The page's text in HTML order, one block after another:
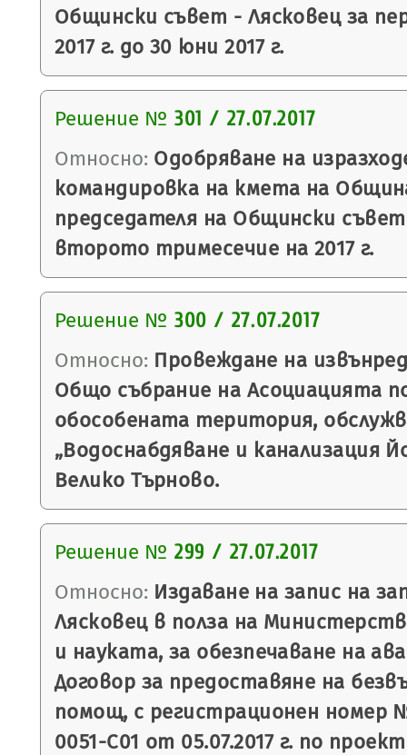
Общински съвет - Лясковец за
2017 г. до 30 юни 2017 г.
Решение № 301 / 27.07.2017
Относно: Одобряване на
командировка на кмета на
председателя на Общински
второто тримесечие на 2017 г.
Решение № 300 / 27.07.2017
Относно: Провеждане на
Общо събрание на Асоциацията
обособената територия,
„Водоснабдяване и канализация
Велико Търново.
Решение № 299 / 27.07.2017
Относно: Издаване на запис на
Лясковец в полза на
и науката, за обезпечаване на
Договор за предоставяне на
помощ, с регистрационен номер №
0051-С01 от 05.07.2017 г. по